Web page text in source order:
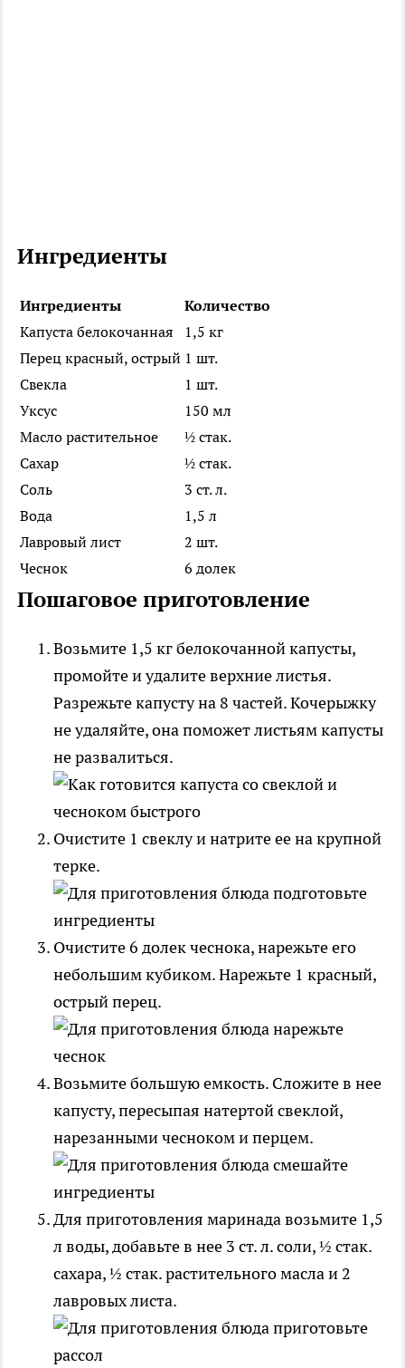
Ингредиенты
Ингредиенты
Количество
Капуста белокочанная
1,5 кг
Перец красный, острый 1 шт.
Свекла
1 шт.
Уксус
150 мл
Масло растительное
½ стак.
Сахар
½ стак.
Соль
3 ст. л.
Вода
1,5 л
Лавровый лист
2 шт.
Чеснок
6 долек
Пошаговое приготовление
Возьмите 1,5 кг белокочанной капусты,
промойте и удалите верхние листья.
Разрежьте капусту на 8 частей. Кочерыжку
не удаляйте, она поможет листьям капусты
не развалиться.
Очистите 1 свеклу и натрите ее на крупной
терке.
Очистите 6 долек чеснока, нарежьте его
небольшим кубиком. Нарежьте 1 красный,
острый перец.
Возьмите большую емкость. Сложите в нее
капусту, пересыпая натертой свеклой,
нарезанными чесноком и перцем.
Для приготовления маринада возьмите 1,5
л воды, добавьте в нее 3 ст. л. соли, ½ стак.
сахара, ½ стак. растительного масла и 2
лавровых листа.